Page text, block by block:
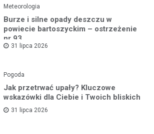
Meteorologia
Burze i silne opady deszczu w
powiecie bartoszyckim – ostrzeżenie
nr 93
31 lipca 2026
Pogoda
Jak przetrwać upały? Kluczowe
wskazówki dla Ciebie i Twoich bliskich
31 lipca 2026